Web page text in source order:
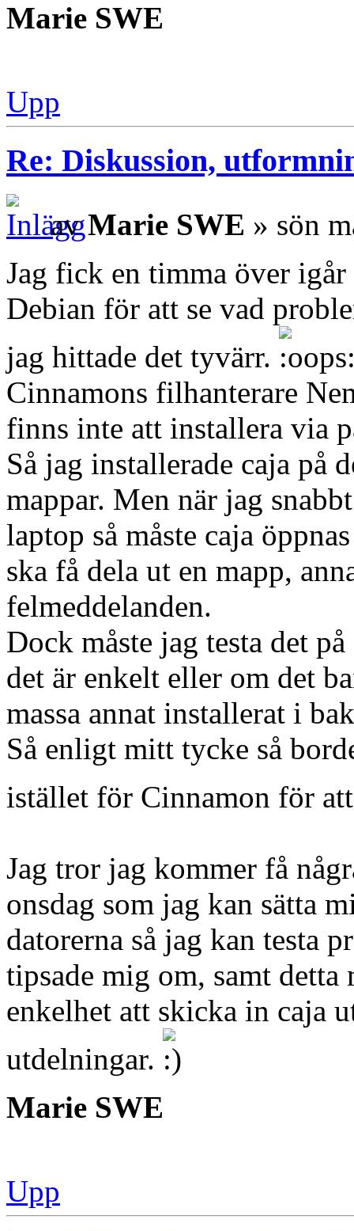
Marie SWE
Upp
Re: Diskussion,
avMarie SWE » sön
Jag fick en timma över
Debian för att se vad
jag hittade det tyvärr.
Cinnamons filhanterare
finns inte att installera via
Så jag installerade caja på
mappar. Men när jag
laptop så måste caja
ska få dela ut en mapp,
felmeddelanden.
Dock måste jag testa det
det är enkelt eller om det
massa annat installerat i
Så enligt mitt tycke så
istället för Cinnamon för
Jag tror jag kommer få
onsdag som jag kan sätta
datorerna så jag kan testa
tipsade mig om, samt
enkelhet att skicka in caja
utdelningar.
Marie SWE
Upp